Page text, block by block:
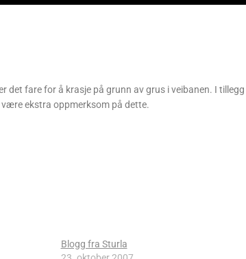
det fare for å krasje på grunn av grus i veibanen. I tillegg
ekstra oppmerksom på dette.
Blogg fra Sturla